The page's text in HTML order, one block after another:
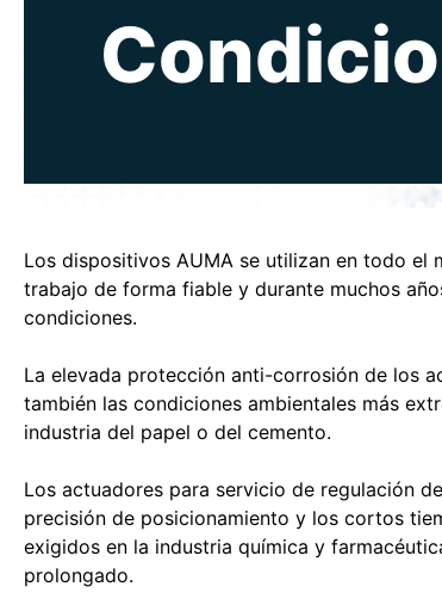
Norteamérica
Los dispositivos AUMA se utilizan en todo el
trabajo de forma fiable y durante muchos
condiciones.
La elevada protección anti-corrosión de los
también las condiciones ambientales más
industria del papel o del cemento.
Los actuadores para servicio de regulación
precisión de posicionamiento y los cortos
exigidos en la industria química y
prolongado.